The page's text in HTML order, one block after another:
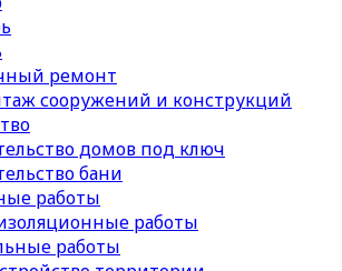
ремонт
сооружений и конструкций
домов под ключ
бани
работы
работы
работы